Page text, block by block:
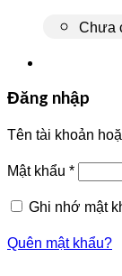
Chưa
Đăng nhập
Tên tài khoản
Mật khẩu *
Ghi nhớ mật
Quên mật khẩu?